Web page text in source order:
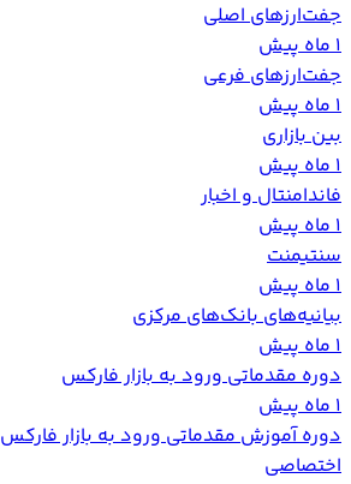
جفت‌ارزهای اصلی
1 ماه پیش
جفت‌ارزهای فرعی
1 ماه پیش
بین بازاری
1 ماه پیش
فاندامنتال و اخبار
1 ماه پیش
سنتیمنت
1 ماه پیش
بیانیه‌های بانک‌های مرکزی
1 ماه پیش
دوره مقدماتی ورود به بازار فارکس
1 ماه پیش
دوره آموزش مقدماتی ورود به بازار فارکس
اختصاصی